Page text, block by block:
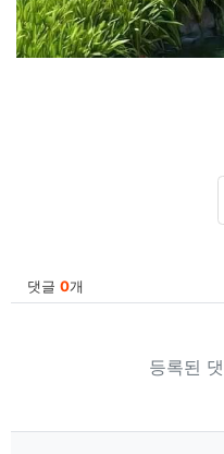
댓글 0개
등록된